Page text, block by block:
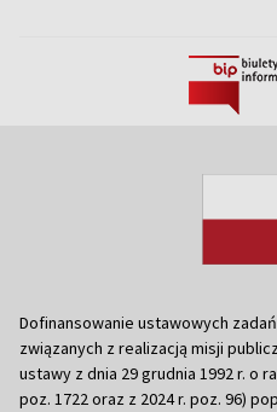
Dofinansowanie ustawowych
związanych z realizacją misji
ustawy z dnia 29 grudnia 1992 r. o
poz. 1722 oraz z 2024 r. poz. 96)